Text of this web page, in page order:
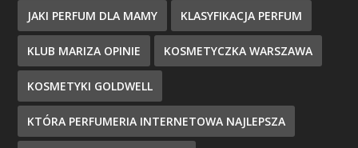
JAKI PERFUM DLA MAMY KLASYFIKACJA PERFUM
KLUB MARIZA OPINIE KOSMETYCZKA WARSZAWA
KOSMETYKI GOLDWELL
KTÓRA PERFUMERIA INTERNETOWA NAJLEPSZA